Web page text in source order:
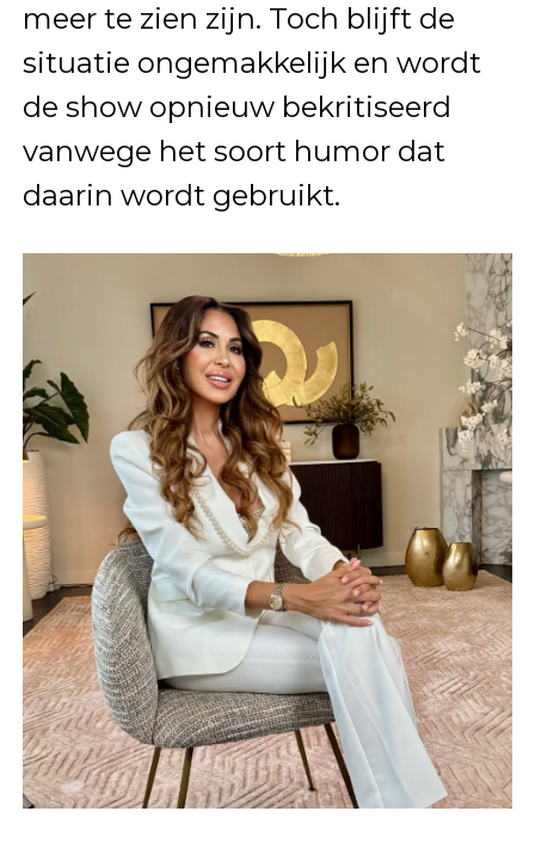
meer te zien zijn. Toch blijft de
situatie ongemakkelijk en wordt
de show opnieuw bekritiseerd
vanwege het soort humor dat
daarin wordt gebruikt.